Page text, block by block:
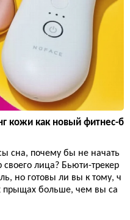
кожи как новый фитнес-б
сна, почему бы не начать
лица? Бьюти-трекер
но готовы ли вы к тому, ч
прыщах больше, чем вы са